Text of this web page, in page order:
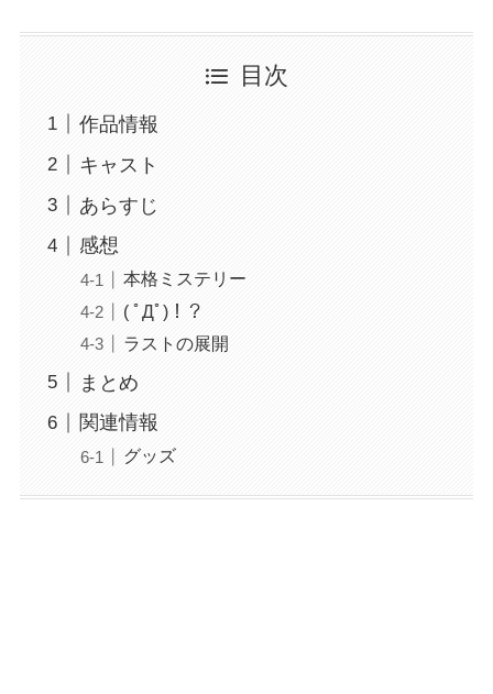
目次
作品情報
キャスト
あらすじ
感想
本格ミステリー
( ﾟДﾟ)！？
ラストの展開
まとめ
関連情報
グッズ